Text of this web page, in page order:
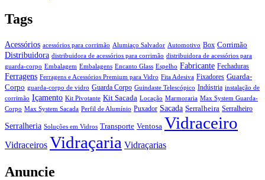
Tags
Acessórios acessórios para corrimão Alumiaço Salvador Automotivo Box Corrimão
Distribuidora distribuidora de acessórios para corrimão distribuidora de acessórios para
guarda-corpo Embalagem Embalagens Encanto Glass Espelho Fabricante Fechaduras
Ferragens Ferragens e Acessórios Premium para Vidro Fita Adesiva Fixadores Guarda-
Corpo guarda-corpo de vidro Guarda Corpo Guindaste Telescópico Indústria instalação de
corrimão Içamento Kit Pivotante Kit Sacada Locação Marmoraria Max System Guarda-
Corpo Max System Sacada Perfil de Alumínio Puxador Sacada Serralheira Serralheiro
Serralheria Soluções em Vidros Transporte Ventosa Vidraceiro
Vidraceiros Vidraçaria Vidraçarias
Anuncie